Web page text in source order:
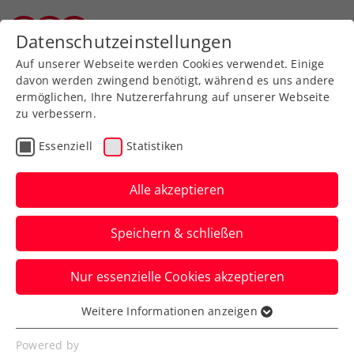
Zurück zur Newsübersicht
Turniere
NÖ Open powered by
EVN: Das Kommen und
Gehen der Favoriten
Mit Albert Ramos-Vinolas ist die Nummer
eins der Setzliste beim ATP-Challenger in
Tulln ausgeschieden.
Verfasst von: Presseaussendung / Redaktion, 08.09.2023
Datenschutzeinstellungen
Auf unserer Webseite werden Cookies verwendet. Einige
davon werden zwingend benötigt, während es uns andere
ermöglichen, Ihre Nutzererfahrung auf unserer Webseite
zu verbessern.
Essenziell Statistiken
Alle akzeptieren
Speichern & schließen
Nur essenzielle Cookies akzeptieren
Essenziell
Essenzielle Cookies werden für grundlegende
Weitere Informationen anzeigen
Powered by